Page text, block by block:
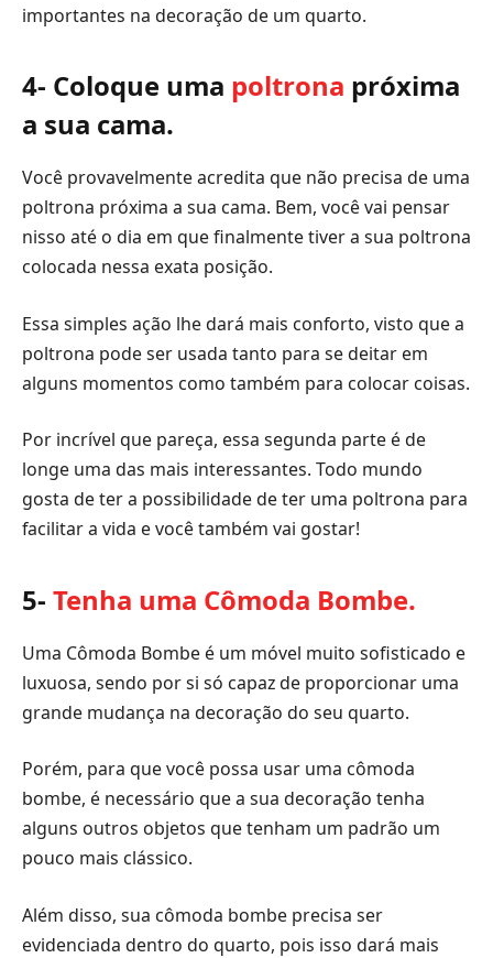
importantes na decoração de um quarto.
4- Coloque uma poltrona próxima
a sua cama.
Você provavelmente acredita que não precisa de uma
poltrona próxima a sua cama. Bem, você vai pensar
nisso até o dia em que finalmente tiver a sua poltrona
colocada nessa exata posição.
Essa simples ação lhe dará mais conforto, visto que a
poltrona pode ser usada tanto para se deitar em
alguns momentos como também para colocar coisas.
Por incrível que pareça, essa segunda parte é de
longe uma das mais interessantes. Todo mundo
gosta de ter a possibilidade de ter uma poltrona para
facilitar a vida e você também vai gostar!
5- Tenha uma Cômoda Bombe.
Uma Cômoda Bombe é um móvel muito sofisticado e
luxuosa, sendo por si só capaz de proporcionar uma
grande mudança na decoração do seu quarto.
Porém, para que você possa usar uma cômoda
bombe, é necessário que a sua decoração tenha
alguns outros objetos que tenham um padrão um
pouco mais clássico.
Além disso, sua cômoda bombe precisa ser
evidenciada dentro do quarto, pois isso dará mais